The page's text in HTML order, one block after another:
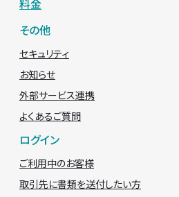
料金
その他
セキュリティ
お知らせ
外部サービス連携
よくあるご質問
ログイン
ご利用中のお客様
取引先に書類を送付したい方